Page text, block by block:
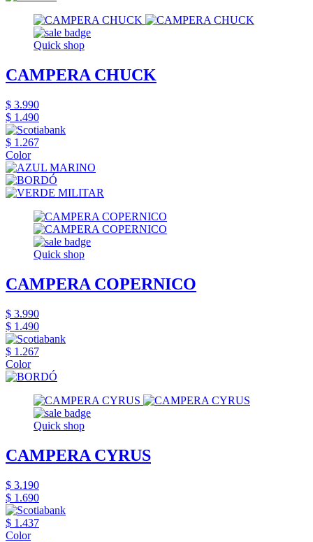
Quick shop
CAMPERA CHUCK
$ 3.990
$ 1.490
$ 1.267
Color
Quick shop
CAMPERA COPERNICO
$ 3.990
$ 1.490
$ 1.267
Color
Quick shop
CAMPERA CYRUS
$ 3.190
$ 1.690
$ 1.437
Color